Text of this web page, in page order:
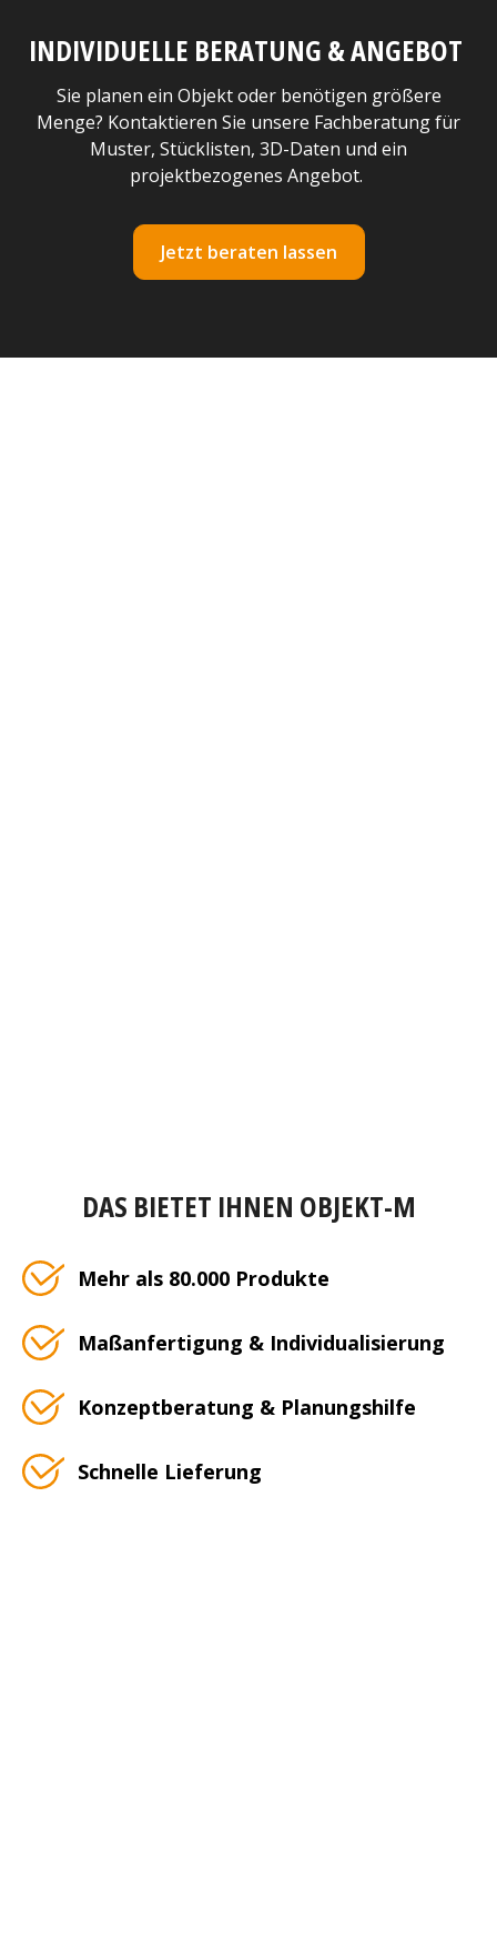
INDIVIDUELLE BERATUNG & ANGEBOT
Sie planen ein Objekt oder benötigen größere
Menge? Kontaktieren Sie unsere Fachberatung für
Muster, Stücklisten, 3D-Daten und ein
projektbezogenes Angebot.
Jetzt beraten lassen
DAS BIETET IHNEN OBJEKT-M
Mehr als 80.000 Produkte
Maßanfertigung & Individualisierung
Konzeptberatung & Planungshilfe
Schnelle Lieferung